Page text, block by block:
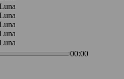
00:00